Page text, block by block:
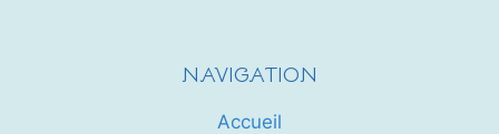
NAVIGATION
Accueil